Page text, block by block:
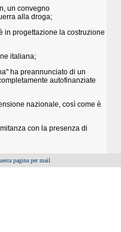
un convegno
alla droga;
in progettazione la costruzione
italiana;
ha preannunciato di un
autofinanziate
nazionale, così come è
con la presenza di
pagina per mail